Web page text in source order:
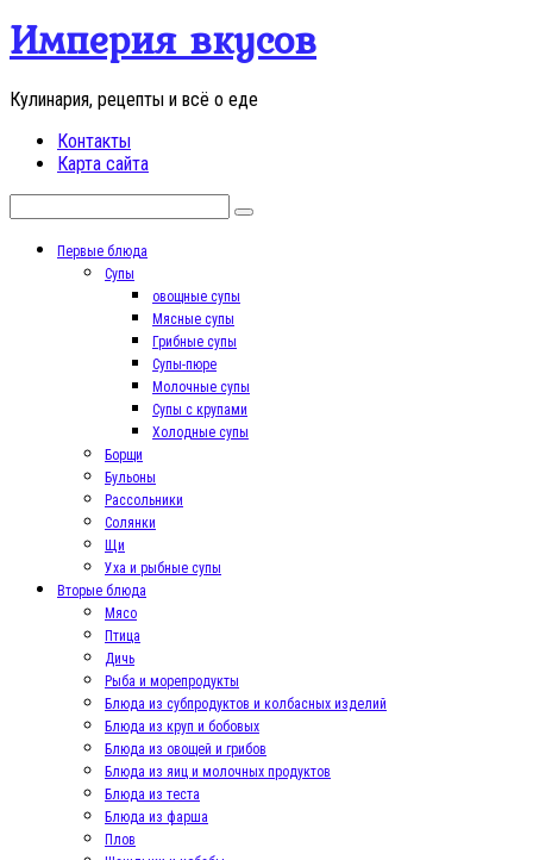
Перейти
контенту
Империя вкусов
Кулинария, рецепты и всё о еде
Контакты
Карта сайта
Первые блюда
Супы
овощные супы
Мясные супы
Грибные супы
Супы-пюре
Молочные супы
Супы с крупами
Холодные супы
Борщи
Бульоны
Рассольники
Солянки
Щи
Уха и рыбные супы
Вторые блюда
Мясо
Птица
Дичь
Рыба и морепродукты
Блюда из субпродуктов и колбасных изделий
Блюда из круп и бобовых
Блюда из овощей и грибов
Блюда из яиц и молочных продуктов
Блюда из теста
Блюда из фарша
Плов